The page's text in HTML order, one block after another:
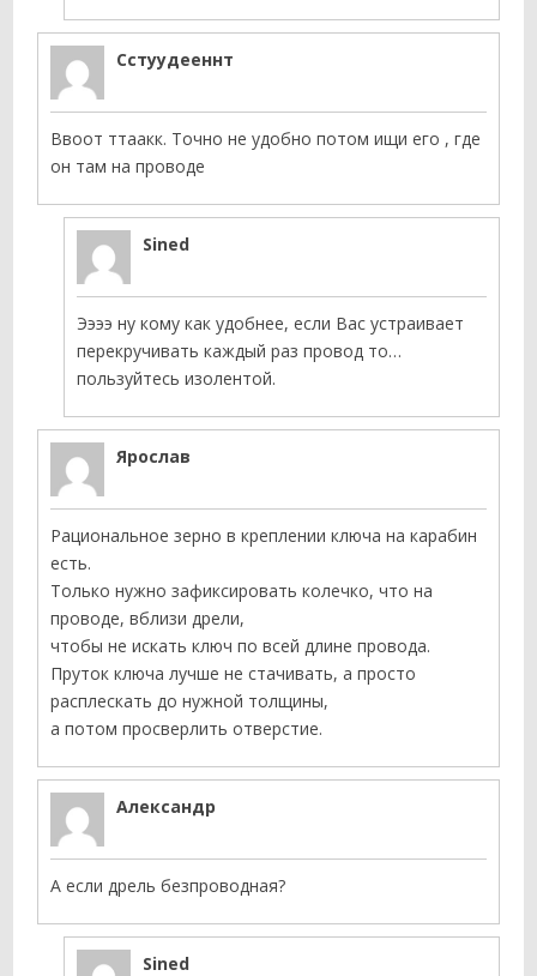
Сстуудееннт
Ввоот ттаакк. Точно не удобно потом ищи его , где
он там на проводе
Sined
Ээээ ну кому как удобнее, если Вас устраивает
перекручивать каждый раз провод то…
пользуйтесь изолентой.
Ярослав
Рациональное зерно в креплении ключа на карабин
есть.
Только нужно зафиксировать колечко, что на
проводе, вблизи дрели,
чтобы не искать ключ по всей длине провода.
Пруток ключа лучше не стачивать, а просто
расплескать до нужной толщины,
а потом просверлить отверстие.
Александр
А если дрель безпроводная?
Sined